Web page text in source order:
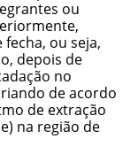
ou
ou seja,
depois de
no
de acordo
de extração
na região de